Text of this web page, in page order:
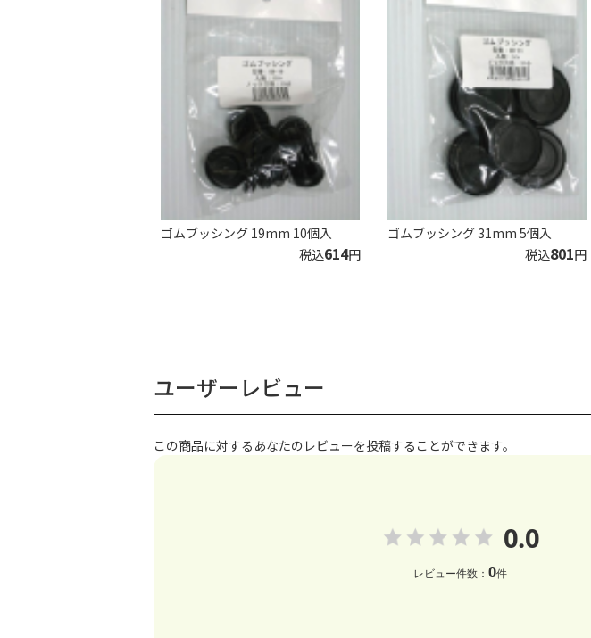
ゴムブッシング 19mm 10個入
税込614円
ゴムブッシング 31mm 5個入
税込801円
ユーザーレビュー
この商品に対するあなたのレビューを投稿することができます。
0.0
レビュー件数： 0件